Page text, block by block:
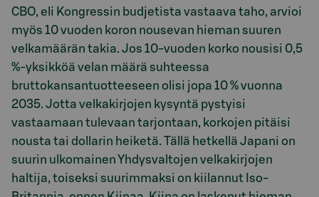
CBO, eli Kongressin budjetista vastaava taho, arvioi
myös 10 vuoden koron nousevan hieman suuren
velkamäärän takia. Jos 10-vuoden korko nousisi 0,5
%-yksikköä velan määrä suhteessa
bruttokansantuotteeseen olisi jopa 10 % vuonna
2035. Jotta velkakirjojen kysyntä pystyisi
vastaamaan tulevaan tarjontaan, korkojen pitäisi
nousta tai dollarin heiketä. Tällä hetkellä Japani on
suurin ulkomainen Yhdysvaltojen velkakirjojen
haltija, toiseksi suurimmaksi on kiilannut Iso-